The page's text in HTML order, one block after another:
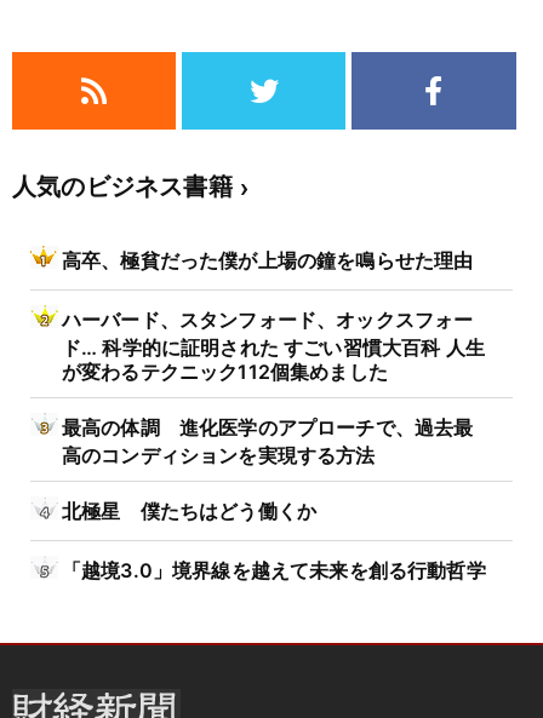
人気のビジネス書籍
高卒、極貧だった僕が上場の鐘を鳴らせた理由
ハーバード、スタンフォード、オックスフォー
ド… 科学的に証明された すごい習慣大百科 人生
が変わるテクニック112個集めました
最高の体調 進化医学のアプローチで、過去最
高のコンディションを実現する方法
北極星 僕たちはどう働くか
「越境3.0」境界線を越えて未来を創る行動哲学